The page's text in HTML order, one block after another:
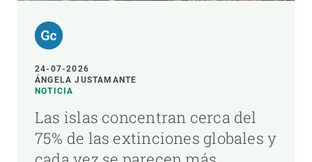
24-07-2026
ÁNGELA JUSTAMANTE
NOTICIA
Las islas concentran cerca del
75% de las extinciones globales y